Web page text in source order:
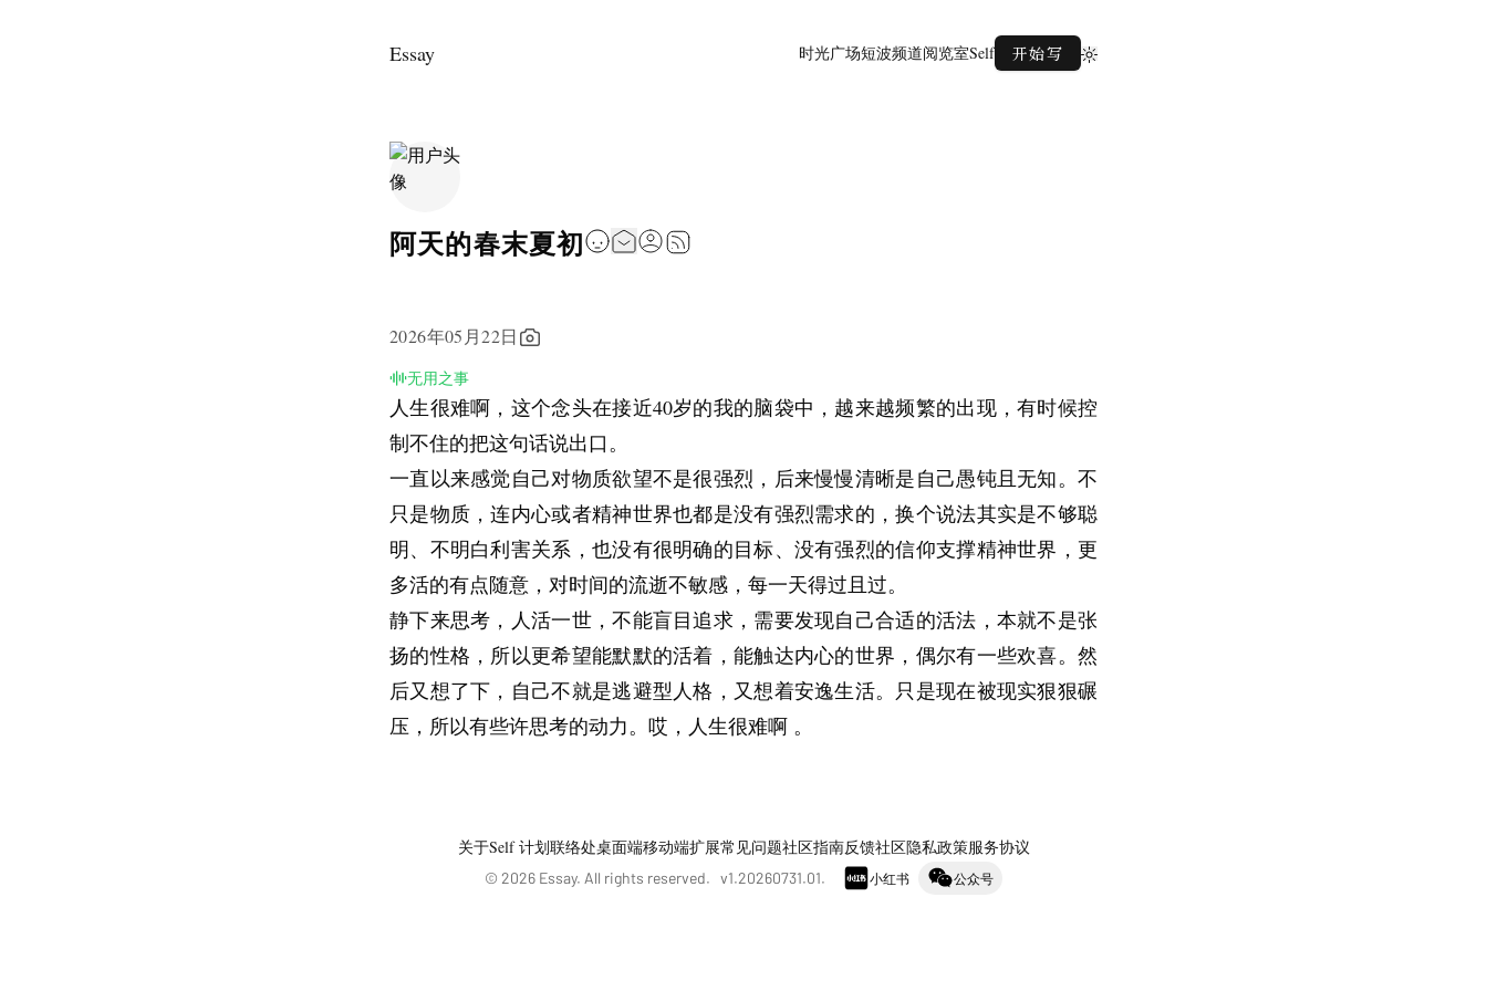
Essay 时光广场短波频道阅览室Self 开始写
阿天的春末夏初
2026年05月22日
无用之事
人生很难啊，这个念头在接近40岁的我的脑袋中，越来越频繁的出现，有时候控
制不住的把这句话说出口。
一直以来感觉自己对物质欲望不是很强烈，后来慢慢清晰是自己愚钝且无知。不
只是物质，连内心或者精神世界也都是没有强烈需求的，换个说法其实是不够聪
明、不明白利害关系，也没有很明确的目标、没有强烈的信仰支撑精神世界，更
多活的有点随意，对时间的流逝不敏感，每一天得过且过。
静下来思考，人活一世，不能盲目追求，需要发现自己合适的活法，本就不是张
扬的性格，所以更希望能默默的活着，能触达内心的世界，偶尔有一些欢喜。然
后又想了下，自己不就是逃避型人格，又想着安逸生活。只是现在被现实狠狠碾
压，所以有些许思考的动力。哎，人生很难啊 。
关于Self 计划联络处桌面端移动端扩展常见问题社区指南反馈社区隐私政策服务协议
© 2026 Essay. All rights reserved. v1.20260731.01. 小红书 公众号